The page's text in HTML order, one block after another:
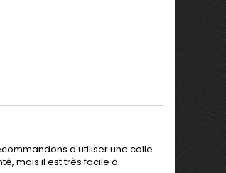
d'utiliser une colle
mais il est très facile à